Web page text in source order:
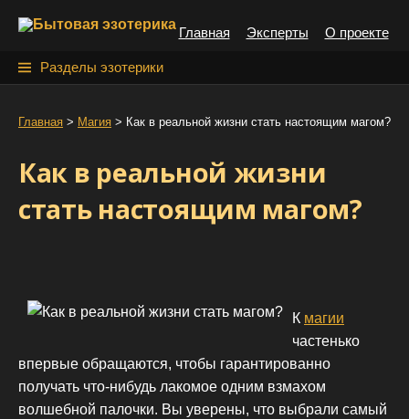
Главная Эксперты О проекте
Разделы эзотерики
й
:
Главная > Магия > Как в реальной жизни стать настоящим магом?
Как в реальной жизни
стать настоящим магом?
К магии
частенько
впервые обращаются, чтобы гарантированно
получать что-нибудь лакомое одним взмахом
волшебной палочки. Вы уверены, что выбрали самый